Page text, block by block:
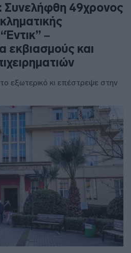
49χρονος
–
εκβιασμούς και
εξωτερικό κι επέστρεψε στην